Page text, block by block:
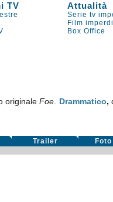
TV Attualità
Serie tv
Film
Box Office
originaleFoe Drammatico,
Trailer Foto